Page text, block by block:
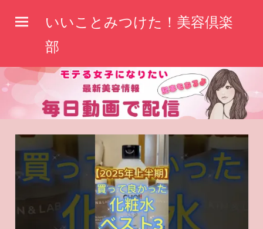
へ
いいことみつけた！美容倶楽
部